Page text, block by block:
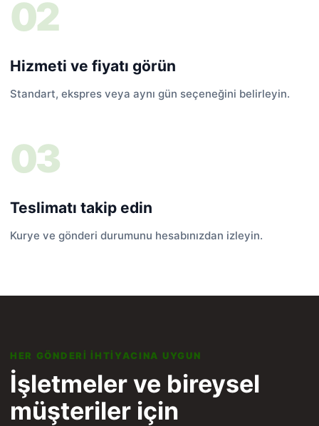
Hizmeti ve fiyatı görün
Standart, ekspres veya aynı gün seçeneğini belirleyin.
Teslimatı takip edin
Kurye ve gönderi durumunu hesabınızdan izleyin.
HER GÖNDERI IHTIYACINA UYGUN
İşletmeler ve bireysel
müşteriler için